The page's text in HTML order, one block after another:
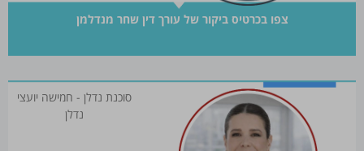
צפו בכרטיס ביקור של עורך דין שחר מנדלמן
סוכנת נדלן - חמישה יועצי
נדלן